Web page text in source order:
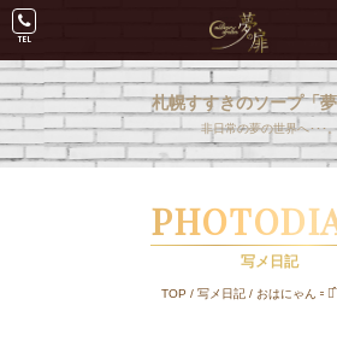
札幌すすきのソープ「
非日常の夢の世界へ･･･
写メ日記
TOP /写メ日記 / おはにゃん𐄑𐅁̂